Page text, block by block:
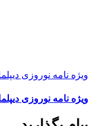
ویژه نامه نوروزی
ویژه نامه نوروزی